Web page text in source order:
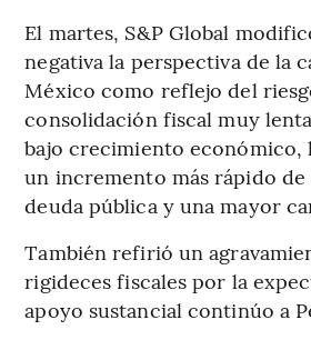
El martes, S&P Global
negativa la perspectiva de la
México como reflejo del
consolidación fiscal muy
bajo crecimiento económico,
un incremento más rápido de
deuda pública y una mayor
También refirió un
rigideces fiscales por la
apoyo sustancial continúo a